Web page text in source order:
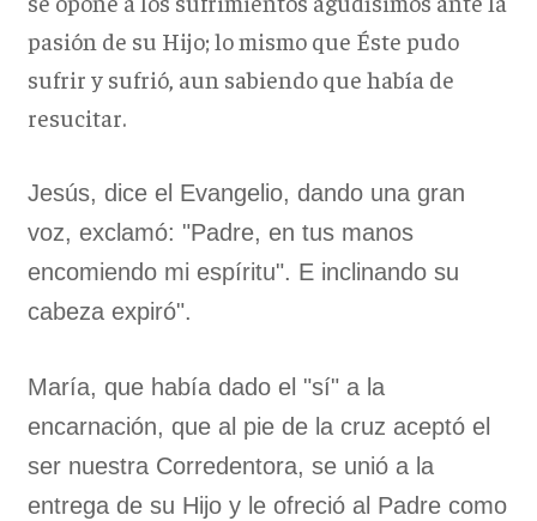
pasión de su Hijo; lo mismo que Éste pudo
sufrir y sufrió, aun sabiendo que había de
resucitar.
Jesús, dice el Evangelio, dando una gran
voz, exclamó: "Padre, en tus manos
encomiendo mi espíritu". E inclinando su
cabeza expiró".
María, que había dado el "sí" a la
encarnación, que al pie de la cruz aceptó el
ser nuestra Corredentora, se unió a la
entrega de su Hijo y le ofreció al Padre como